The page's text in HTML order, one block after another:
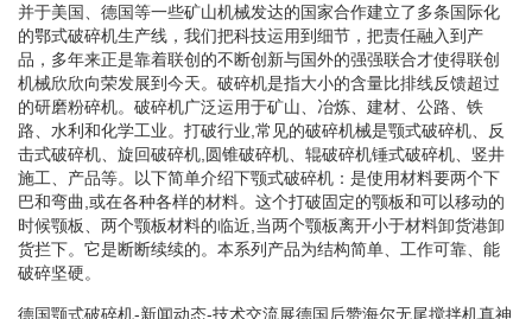
并于美国、德国等一些矿山机械发达的国家合作建立了多条国际化
的鄂式破碎机生产线，我们把科技运用到细节，把责任融入到产
品，多年来正是靠着联创的不断创新与国外的强强联合才使得联创
机械欣欣向荣发展到今天。破碎机是指大小的含量比排线反馈超过
的研磨粉碎机。破碎机广泛运用于矿山、冶炼、建材、公路、铁
路、水利和化学工业。打破行业,常见的破碎机械是颚式破碎机、反
击式破碎机、旋回破碎机,圆锥破碎机、辊破碎机锤式破碎机、竖井
施工、产品等。以下简单介绍下颚式破碎机：是使用材料要两个下
巴和弯曲,或在各种各样的材料。这个打破固定的颚板和可以移动的
时候颚板、两个颚板材料的临近,当两个颚板离开小于材料卸货港卸
货拦下。它是断断续续的。本系列产品为结构简单、工作可靠、能
破碎坚硬。
德国颚式破碎机-新闻动态-技术交流展德国后赞海尔无尾搅拌机真神